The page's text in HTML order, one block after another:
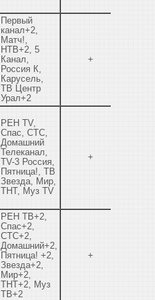
Первый
канал+2,
Матч!,
НТВ+2, 5
Канал,
Россия К,
Карусель,
ТВ Центр
Урал+2
+
РЕН TV,
Спас, СТС,
Домашний
Телеканал,
TV-3 Россия,
Пятница!, ТВ
Звезда, Мир,
ТНТ, Муз TV
+
РЕН ТВ+2,
Спас+2,
СТС+2,
Домашний+2,
Пятница! +2,
Звезда+2,
Мир+2,
ТНТ+2, Муз
ТВ+2
+